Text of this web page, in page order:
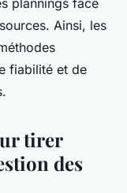
Ainsi, les
fiabilité et de
tirer
des